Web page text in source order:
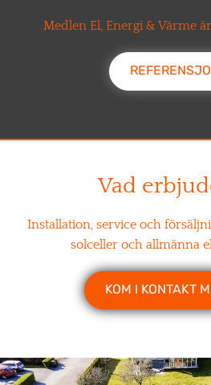
Medlen El, Energi & Värme
Vad
Installation, service och
solceller och allmänna
KOM I KONTAKT